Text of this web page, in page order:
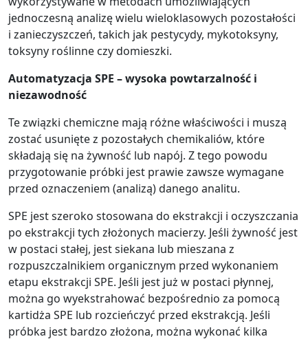
jednoczesną analizę wielu wieloklasowych pozostałości
i zanieczyszczeń, takich jak pestycydy, mykotoksyny,
toksyny roślinne czy domieszki.
Automatyzacja SPE – wysoka powtarzalność i
niezawodność
Te związki chemiczne mają różne właściwości i muszą
zostać usunięte z pozostałych chemikaliów, które
składają się na żywność lub napój. Z tego powodu
przygotowanie próbki jest prawie zawsze wymagane
przed oznaczeniem (analizą) danego analitu.
SPE jest szeroko stosowana do ekstrakcji i oczyszczania
po ekstrakcji tych złożonych macierzy. Jeśli żywność jest
w postaci stałej, jest siekana lub mieszana z
rozpuszczalnikiem organicznym przed wykonaniem
etapu ekstrakcji SPE. Jeśli jest już w postaci płynnej,
można go wyekstrahować bezpośrednio za pomocą
kartidża SPE lub rozcieńczyć przed ekstrakcją. Jeśli
próbka jest bardzo złożona, można wykonać kilka